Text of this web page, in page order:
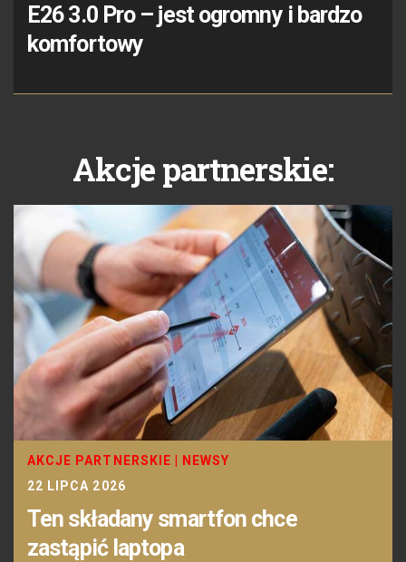
E26 3.0 Pro – jest ogromny i bardzo
komfortowy
Akcje partnerskie:
AKCJE PARTNERSKIE
NEWSY
22 LIPCA 2026
Ten składany smartfon chce
zastąpić laptopa